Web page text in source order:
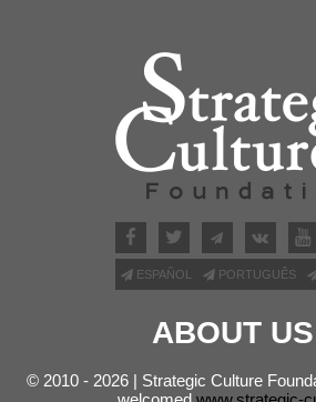
ESPAÑOL PORTUGUÊS
ABOUT US
© 2010 - 2026 | Strategic Culture